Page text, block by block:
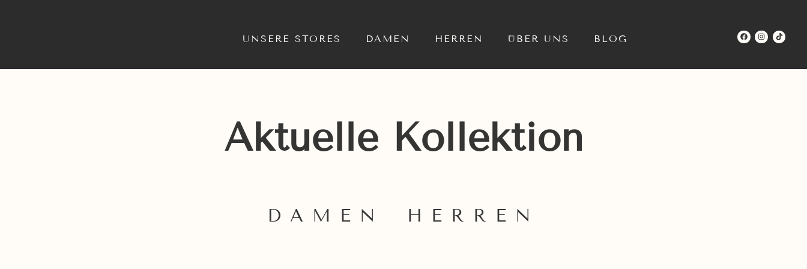
UNSERE STORES DAMEN HERREN ÜBER UNS BLOG
Aktuelle Kollektion
DAMEN HERREN